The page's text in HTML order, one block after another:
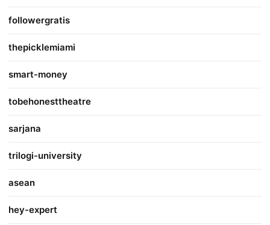
followergratis
thepicklemiami
smart-money
tobehonesttheatre
sarjana
trilogi-university
asean
hey-expert